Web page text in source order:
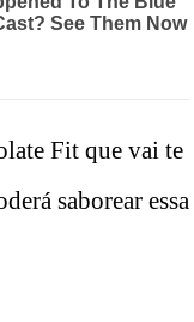
Fit que vai te
saborear essa